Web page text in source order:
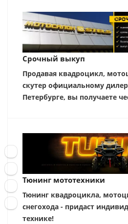
Срочный выкуп
Продавая квадроцикл,
скутер официальному
Петербурге, вы получаете
Тюнинг мототехники
Тюнинг квадроцикла,
снегохода - придаст
технике!